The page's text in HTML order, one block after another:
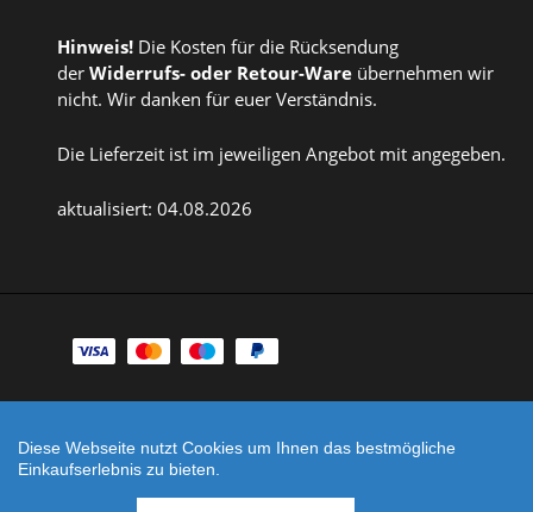
Hinweis! Die Kosten für die Rücksendung
der Widerrufs- oder Retour-Ware übernehmen wir
nicht. Wir danken für euer Verständnis.
Die Lieferzeit ist im jeweiligen Angebot mit angegeben.
aktualisiert: 04.08.2026
Zahlungsarten
Shop erstellt mit
VersaCommerce.
Besuche uns auch auf lieber-
Diese Webseite nutzt Cookies um Ihnen das bestmögliche
Einkaufserlebnis zu bieten.